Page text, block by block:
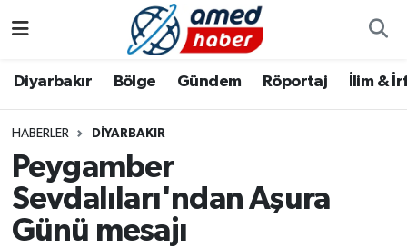
Diyarbakır Bölge Gündem Röportaj İlim &
HABERLER DIYARBAKIR
Peygamber
Sevdalıları'ndan Aşura
Günü mesajı
Bölge
Röportaj
Foto Galeri
Aile
Asayiş
Bilim & Teknoloji
Diyarbakır Hava Durumu
Diyarbakır Namaz Vakitleri
Diyarbakır Trafik Yoğunluk Haritası